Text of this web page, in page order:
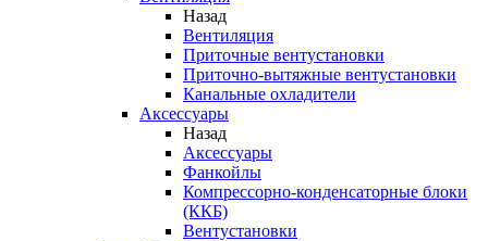
Назад
Вентиляция
Приточные вентустановки
Приточно-вытяжные вентустановки
Канальные охладители
Аксессуары
Назад
Аксессуары
Фанкойлы
Компрессорно-конденсаторные блоки
(ККБ)
Вентустановки